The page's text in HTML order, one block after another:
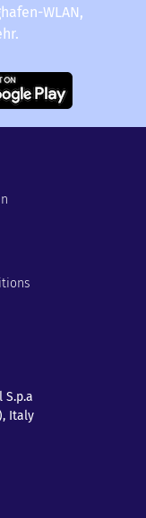
WLAN,
S.p.a
Italy